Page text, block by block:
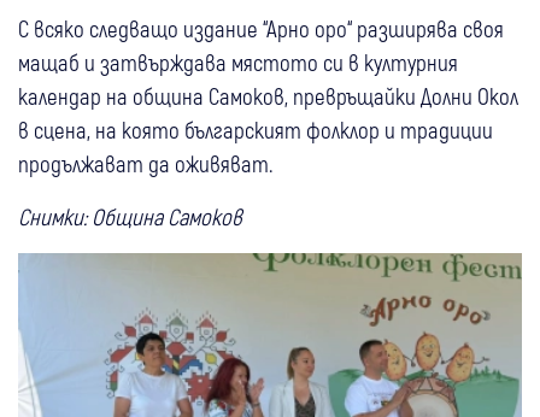
С всяко следващо издание “Арно оро“ разширява своя
мащаб и затвърждава мястото си в културния
календар на община Самоков, превръщайки Долни Окол
в сцена, на която българският фолклор и традиции
продължават да оживяват.
Снимки: Община Самоков